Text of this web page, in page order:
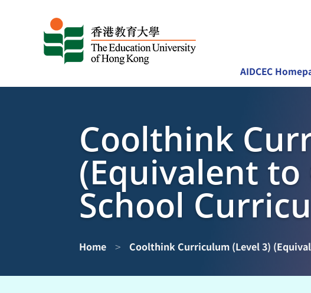
AIDCEC
Coolthink
(Equivalent
School
Home > Coolthink Curriculum (Level 3)